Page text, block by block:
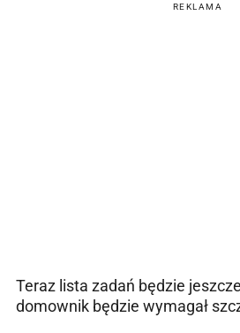
REKLAMA
Teraz lista zadań będzie
domownik będzie wymagał